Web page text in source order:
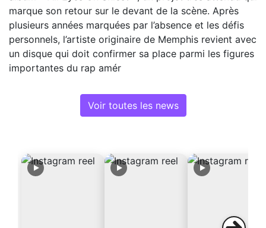
marque son retour sur le devant de la scène. Après
plusieurs années marquées par l’absence et les défis
personnels, l’artiste originaire de Memphis revient avec
un disque qui doit confirmer sa place parmi les figures
importantes du rap amér
Voir toutes les news